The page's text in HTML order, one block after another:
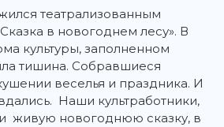
театрализованным
в новогоднем лесу». В
культуры, заполненном
тишина. Собравшиеся
веселья и праздника. И
Наши культработники,
живую новогоднюю сказку, в